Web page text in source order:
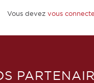
Vous devez vous